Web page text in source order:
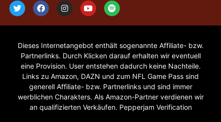
Dieses Internetangebot enthält sogenannte Affiliate- bzw.
Partnerlinks. Durch Klicken darauf erhalten wir eventuell
eine Provision. User entstehen dadurch keine Nachteile.
Links zu Amazon, DAZN und zum NFL Game Pass sind
generell Affiliate- bzw. Partnerlinks und sind immer
werblichen Charakters. Als Amazon-Partner verdienen wir
an qualifizierten Verkäufen. Pepperjam Verification